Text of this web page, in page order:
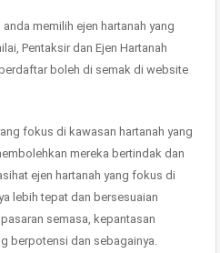
memilih ejen hartanah yang
Pentaksir dan Ejen Hartanah
boleh di semak di website
fokus di kawasan hartanah yang
mereka bertindak dan
ejen hartanah yang fokus di
lebih tepat dan bersesuaian
semasa, kepantasan
berpotensi dan sebagainya.